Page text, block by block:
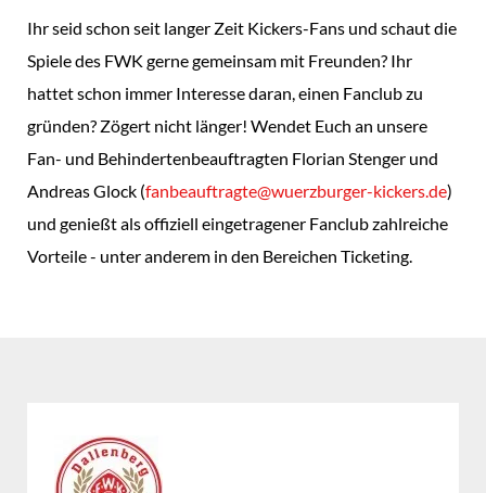
Ihr seid schon seit langer Zeit Kickers-Fans und schaut die
Spiele des FWK gerne gemeinsam mit Freunden? Ihr
hattet schon immer Interesse daran, einen Fanclub zu
gründen? Zögert nicht länger! Wendet Euch an unsere
Fan- und Behindertenbeauftragten Florian Stenger und
Andreas Glock (fanbeauftragte@wuerzburger-kickers.de)
und genießt als offiziell eingetragener Fanclub zahlreiche
Vorteile - unter anderem in den Bereichen Ticketing.